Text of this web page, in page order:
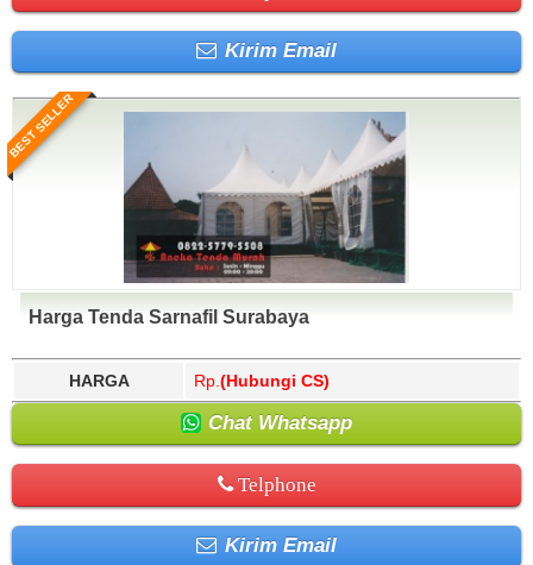
Kirim Email
BEST SELLER
Harga Tenda Sarnafil Surabaya
HARGA Rp. (Hubungi CS)
Chat Whatsapp
Telphone
Kirim Email